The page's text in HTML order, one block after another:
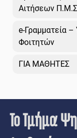
Αιτήσεων
e-Γραμματεία
Φοιτητών
ΓΙΑ ΜΑΘΗΤΕΣ
Το Τμήμα